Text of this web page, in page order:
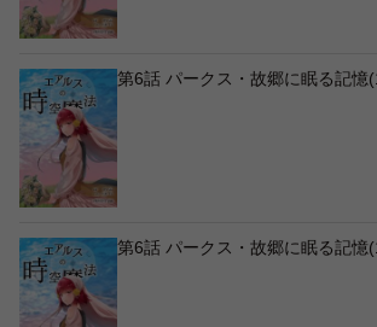
第6話 パークス・故郷に眠る記憶
第6話 パークス・故郷に眠る記憶